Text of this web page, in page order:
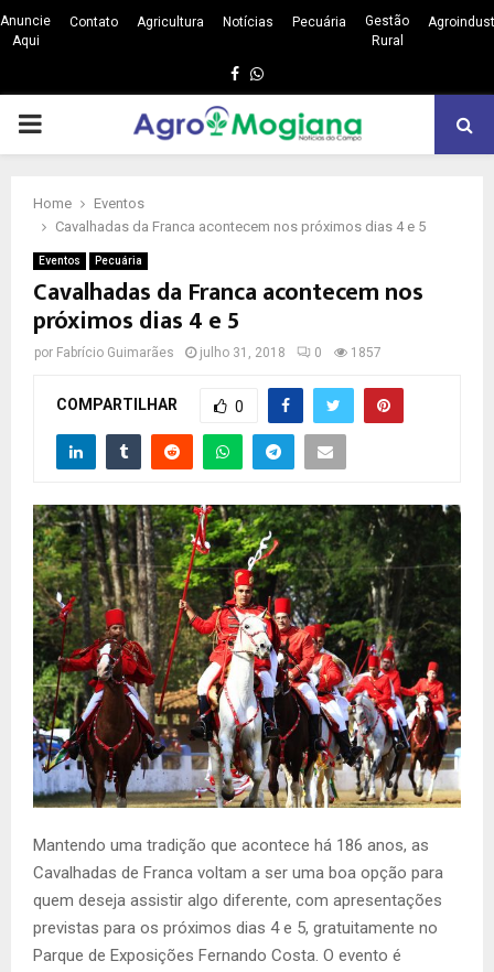
Anuncie
Aqui
Contato Agricultura Notícias Pecuária
Gestão
Rural
Facebook
Whatsapp
PRIMARY
Home
Eventos
Cavalhadas da Franca acontecem nos próximos dias 4 e 5
Eventos Pecuária
Cavalhadas da Franca acontecem nos
próximos dias 4 e 5
por Fabrício Guimarães julho 31, 2018 0 1857
COMPARTILHAR 0
Mantendo uma tradição que acontece há 186 anos, as
Cavalhadas de Franca voltam a ser uma boa opção para
quem deseja assistir algo diferente, com apresentações
previstas para os próximos dias 4 e 5, gratuitamente no
Parque de Exposições Fernando Costa. O evento é